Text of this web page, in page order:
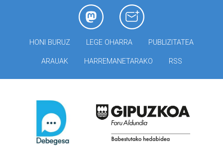
HONI BURUZ LEGE OHARRA PUBLIZITATEA
ARAUAK HARREMANETARAKO RSS